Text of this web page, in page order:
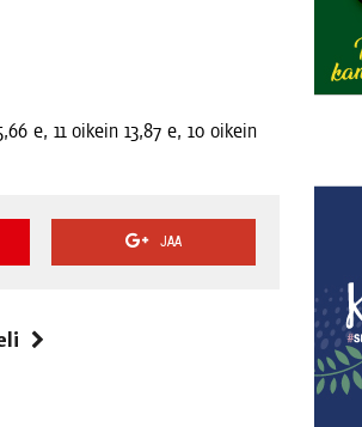
e, 11 oikein 13,87 e, 10 oikein
JAA